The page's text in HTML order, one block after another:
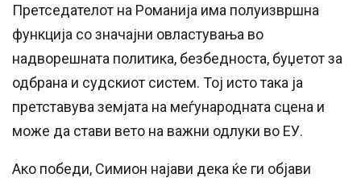
Претседателот на Романија има полуизвршна
функција со значајни овластувања во
надворешната политика, безбедноста, буџетот за
одбрана и судскиот систем. Тој исто така ја
претставува земјата на меѓународната сцена и
може да стави вето на важни одлуки во ЕУ.
Ако победи, Симион најави дека ќе ги објави